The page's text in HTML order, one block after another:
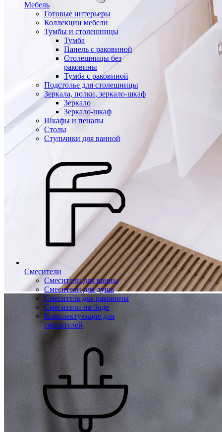
Мебель
Готовые интерьеры
Коллекции мебели
Тумбы и столешницы
Тумба
Панель с раковиной
Столешницы без
раковины
Тумба с раковиной
Подстолье для столешницы
Зеркала, полки, зеркало-шкаф
Зеркало
Зеркало-шкаф
Шкафы и пеналы
Столы
Стульчики для ванной
Смесители
Смесители для ванны
Смесители для душа
Смеситель для раковины
Смесители на биде
Комплектующие для
смесителей